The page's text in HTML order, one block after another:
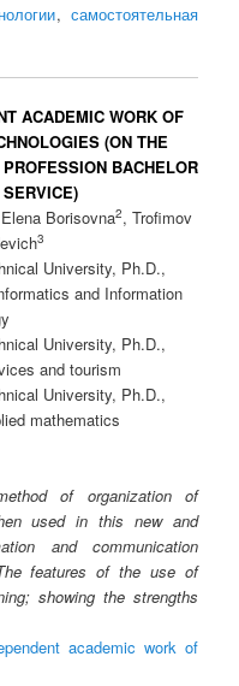
, самостоятельная
ACADEMIC WORK OF
(ON THE
BACHELOR
Borisovna2, Trofimov
3
University, Ph.D.,
and Information
University, Ph.D.,
and tourism
University, Ph.D.,
mathematics
of organization of
used in this new and
and communication
features of the use of
showing the strengths
academic work of